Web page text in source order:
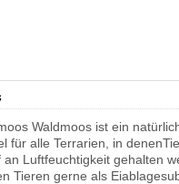
Waldmoos ist ein
für alle Terrarien, in
an Luftfeuchtigkeit gehalten
Tieren gerne als